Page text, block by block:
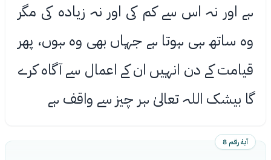
ہے اور نہ اس سے کم کی اور نہ زیاده کی مگر
وه ساتھ ہی ہوتا ہے جہاں بھی وه ہوں، پھر
قیامت کے دن انہیں ان کے اعمال سے آگاه کرے
گا بیشک اللہ تعالیٰ ہر چیز سے واقف ہے
آية رقم 8